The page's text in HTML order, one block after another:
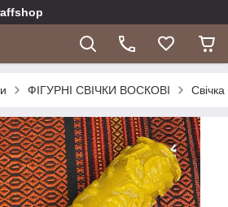
ФІГУРНІ СВІЧКИ ВОСКОВІ